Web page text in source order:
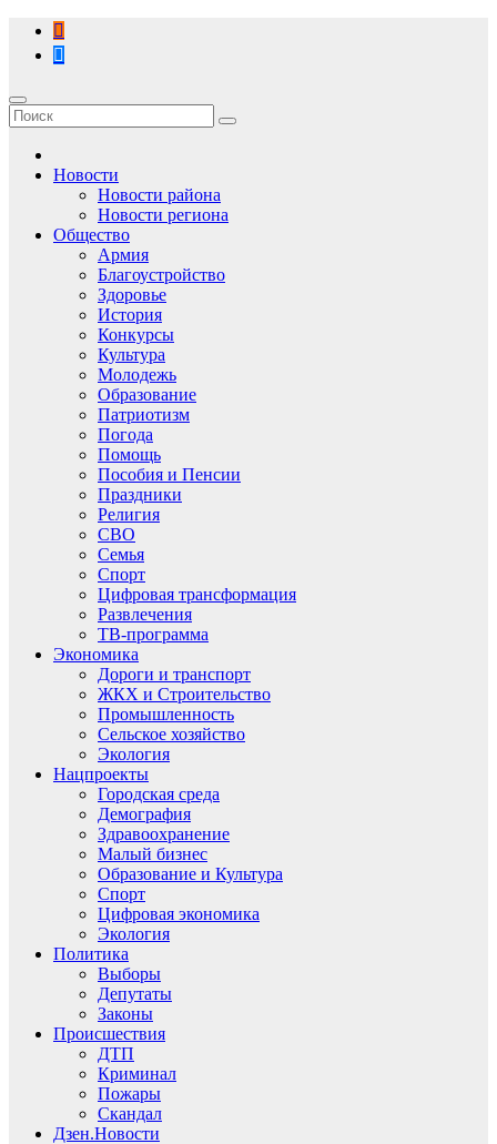
Перейти
содержимому
Новости
Новости района
Новости региона
Общество
Армия
Благоустройство
Здоровье
История
Конкурсы
Культура
Молодежь
Образование
Патриотизм
Погода
Помощь
Пособия и Пенсии
Праздники
Религия
СВО
Семья
Спорт
Цифровая трансформация
Развлечения
ТВ-программа
Экономика
Дороги и транспорт
ЖКХ и Строительство
Промышленность
Сельское хозяйство
Экология
Нацпроекты
Городская среда
Демография
Здравоохранение
Малый бизнес
Образование и Культура
Спорт
Цифровая экономика
Экология
Политика
Выборы
Депутаты
Законы
Происшествия
ДТП
Криминал
Пожары
Скандал
Дзен.Новости